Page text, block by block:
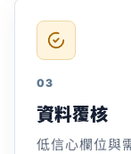
03
資料覆核
低信心欄位與